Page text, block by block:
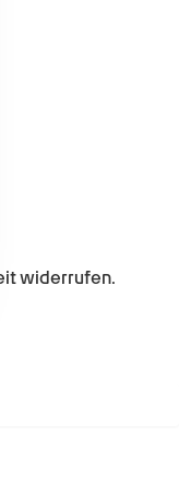
widerrufen.